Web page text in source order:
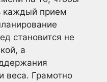
каждый прием
становится не
а
веса. Грамотно